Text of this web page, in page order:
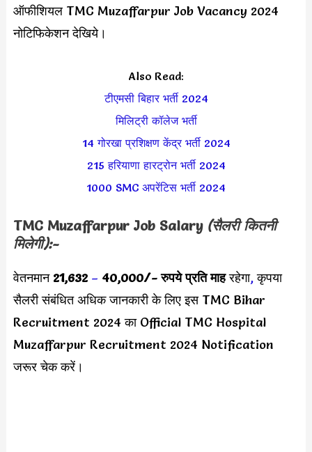
ऑफीशियल TMC Muzaffarpur Job Vacancy 2024
नोटिफिकेशन देखिये।
Also Read:
टीएमसी बिहार भर्ती 2024
मिलिट्री कॉलेज भर्ती
14 गोरखा प्रशिक्षण केंद्र भर्ती 2024
215 हरियाणा हारट्रोन भर्ती 2024
1000 SMC अपरेंटिस भर्ती 2024
TMC Muzaffarpur Job Salary (सैलरी कितनी
मिलेगी):-
वेतनमान 21,632 – 40,000/-रुपये प्रति माहरहेगा,कृपया
सैलरी संबंधित अधिक जानकारी के लिए इस TMC Bihar
Recruitment 2024 का Official TMC Hospital
Muzaffarpur Recruitment 2024 Notification
जरूर चेक करें।